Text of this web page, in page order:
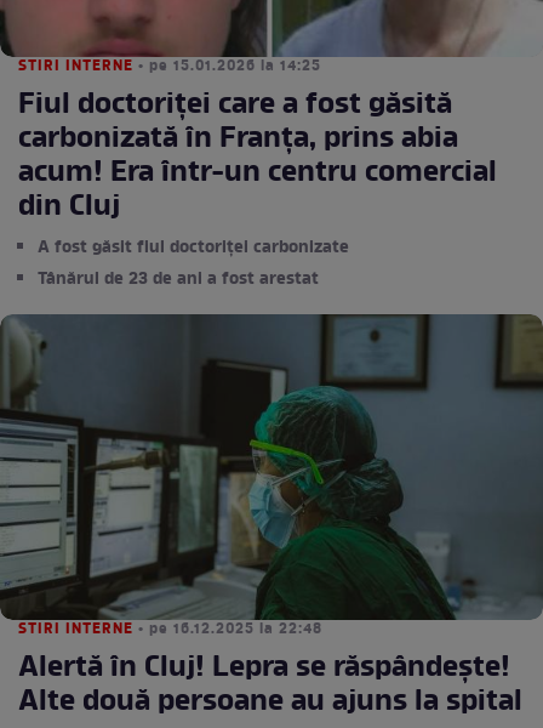
STIRI INTERNE • pe 15.01.2026 la 14:25
Fiul doctoriței care a fost găsită
carbonizată în Franța, prins abia
acum! Era într-un centru comercial
din Cluj
A fost găsit fiul doctoriței carbonizate
Tânărul de 23 de ani a fost arestat
STIRI INTERNE • pe 16.12.2025 la 22:48
Alertă în Cluj! Lepra se răspândește!
Alte două persoane au ajuns la spital